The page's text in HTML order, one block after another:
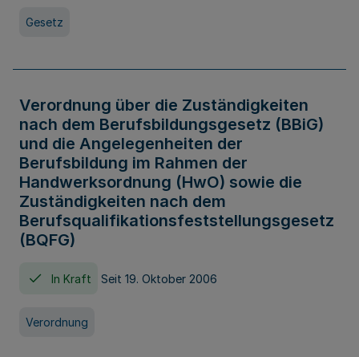
Gesetz
Verordnung über die Zuständigkeiten
nach dem Berufsbildungsgesetz (BBiG)
und die Angelegenheiten der
Berufsbildung im Rahmen der
Handwerksordnung (HwO) sowie die
Zuständigkeiten nach dem
Berufsqualifikationsfeststellungsgesetz
(BQFG)
In Kraft Seit 19. Oktober 2006
Verordnung